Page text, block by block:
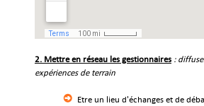
2. Mettre en réseau les gestionnaires:
expériences de terrain
Etre un lieu d'échanges et de